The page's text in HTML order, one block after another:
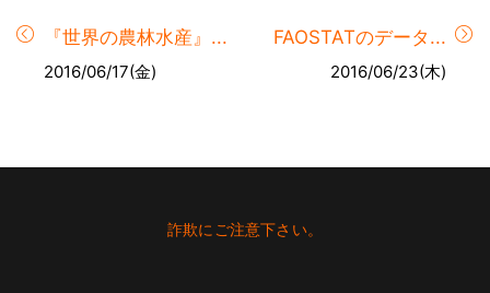
『世界の農林水産』...
2016/06/17(金)
FAOSTATのデータ...
2016/06/23(木)
詐欺にご注意下さい。